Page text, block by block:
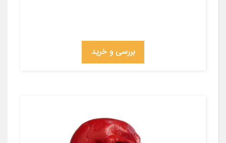
بررسی و خرید